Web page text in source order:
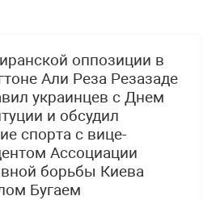
оппозиции в
Али Реза Резазаде
украинцев с Днем
и обсудил
спорта с вице-
Ассоциации
борьбы Киева
Бугаем